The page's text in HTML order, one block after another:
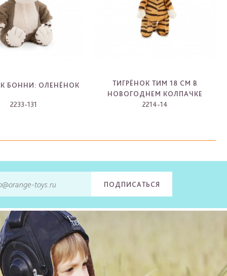
БОННИ: ОЛЕНЁНОК
2233-131
ТИГРЁНОК ТИМ 18 СМ В
НОВОГОДНЕМ КОЛПАЧКЕ
2214-14
ПОДПИСАТЬСЯ